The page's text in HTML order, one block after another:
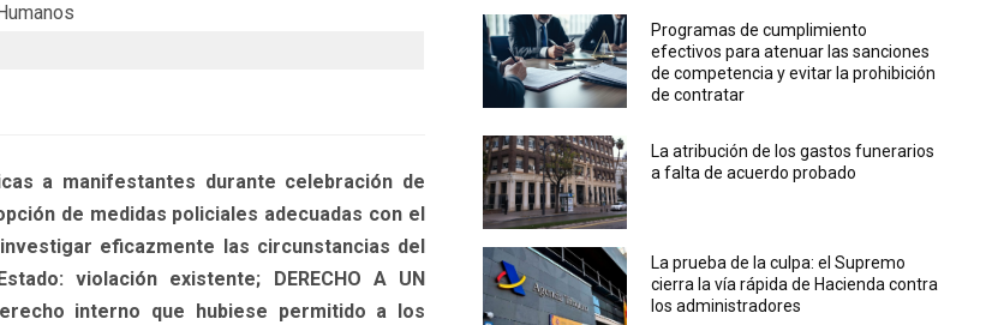
a manifestantes durante celebración de
de medidas policiales adecuadas con el
eficazmente las circunstancias del
violación existente; DERECHO A UN
interno que hubiese permitido a los
Programas de cumplimiento
efectivos para atenuar las sanciones
de competencia y evitar la prohibición
de contratar
La atribución de los gastos funerarios
a falta de acuerdo probado
La prueba de la culpa: el Supremo
cierra la vía rápida de Hacienda contra
los administradores